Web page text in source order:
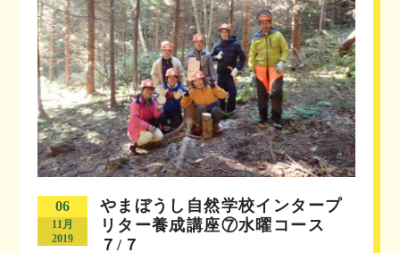
06
11月
2019
やまぼうし自然学校インタープ
リター養成講座⑦水曜コース
７/７